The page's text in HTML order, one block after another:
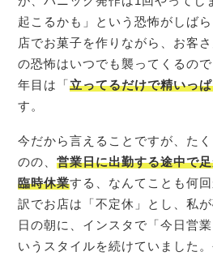
起こるかも」という恐怖がしば
店でお菓子を作りながら、お客
の恐怖はいつでも襲ってくるの
年目は「立ってるだけで精いっ
す。
今だから言えることですが、た
のの、営業日に出勤する途中で
臨時休業する、なんてことも何
訳でお店は「不定休」とし、私
日の朝に、インスタで「今日営
いうスタイルを続けていました